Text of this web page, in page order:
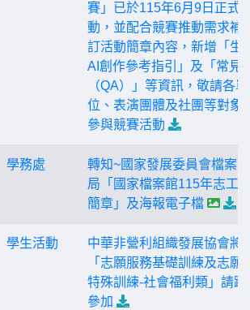
賽」已於115年6月9日正式
動，並配合競賽推動需求補
訂活動簡章內容，新增「生
AI創作參考指引」及「常見
（QA）」等資訊，敬請各單
位、表演團體及社團等對象
參與競賽活動
學務處
轉知~國家發展委員會檔案
局「國家檔案館115年志工
簡章」及海報電子檔
學生活動
中華非營利組織發展協會將
「志願服務基礎訓練及志願
特殊訓練-社會福利類」請踴
參加